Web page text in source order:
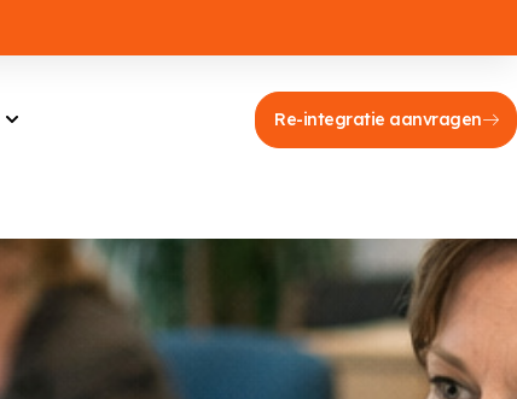
Re-integratie aanvragen